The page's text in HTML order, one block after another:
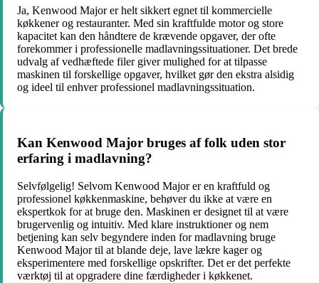
Ja, Kenwood Major er helt sikkert egnet til kommercielle
køkkener og restauranter. Med sin kraftfulde motor og store
kapacitet kan den håndtere de krævende opgaver, der ofte
forekommer i professionelle madlavningssituationer. Det brede
udvalg af vedhæftede filer giver mulighed for at tilpasse
maskinen til forskellige opgaver, hvilket gør den ekstra alsidig
og ideel til enhver professionel madlavningssituation.
Kan Kenwood Major bruges af folk uden stor
erfaring i madlavning?
Selvfølgelig! Selvom Kenwood Major er en kraftfuld og
professionel køkkenmaskine, behøver du ikke at være en
ekspertkok for at bruge den. Maskinen er designet til at være
brugervenlig og intuitiv. Med klare instruktioner og nem
betjening kan selv begyndere inden for madlavning bruge
Kenwood Major til at blande deje, lave lækre kager og
eksperimentere med forskellige opskrifter. Det er det perfekte
værktøj til at opgradere dine færdigheder i køkkenet.